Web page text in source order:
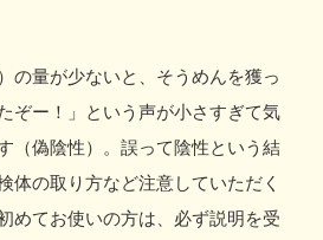
の量が少ないと、そうめんを獲っ
ぞー！」という声が小さすぎて気
（偽陰性）。誤って陰性という結
体の取り方など注意していただく
めてお使いの方は、必ず説明を受